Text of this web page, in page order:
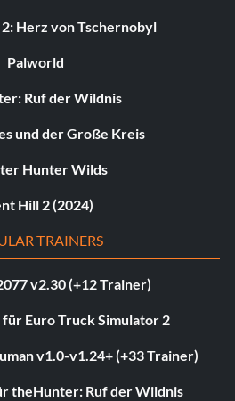
2: Herz von Tschernobyl
Palworld
Ruf der Wildnis
und der Große Kreis
Hunter Wilds
Hill 2 (2024)
TRAINERS
v2.30 (+12 Trainer)
Euro Truck Simulator 2
v1.0-v1.24+ (+33 Trainer)
theHunter: Ruf der Wildnis